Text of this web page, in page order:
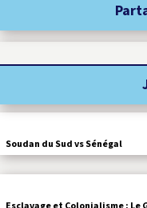
Soudan du Sud vs Sénégal